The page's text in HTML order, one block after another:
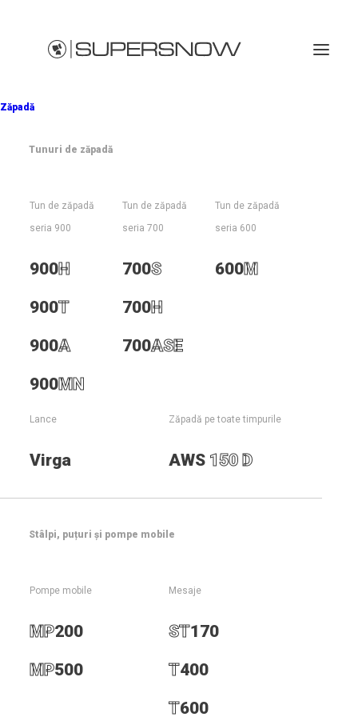
Zăpadă
Tunuri de zăpadă
Tun de zăpadă
seria 900
900H
900T
900A
900MN
Tun de zăpadă
seria 700
700S
700H
700ASE
Tun de zăpadă
seria 600
600M
Lance
Virga
Zăpadă pe toate timpurile
AWS 150 D
Stâlpi, puțuri și pompe mobile
Pompe mobile
MP200
MP500
Mesaje
ST170
T400
T600
700S
Tun de zăpadă cu nivel redus de
zgomot